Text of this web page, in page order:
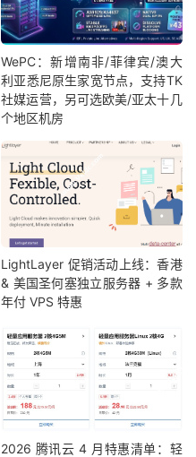
WePC：新增南非/菲律宾/澳大
利亚悉尼原生家宽节点，支持TK
社媒运营，另可选欧美/亚太十几
个地区机房
LightLayer 促销活动上线：香港
& 美国圣何塞独立服务器 + 多款
年付 VPS 特惠
2026 腾讯云 4 月特惠清单：轻